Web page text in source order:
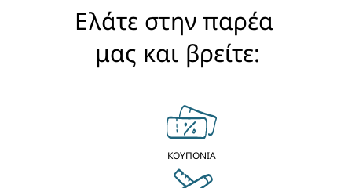
Ελάτε στην παρέα
μας και βρείτε:
ΚΟΥΠΟΝΙΑ